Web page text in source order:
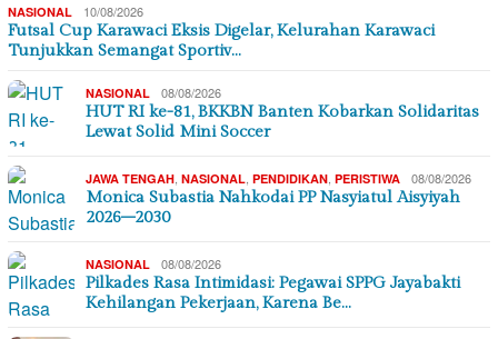
NASIONAL 10/08/2026
Futsal Cup Karawaci Eksis Digelar, Kelurahan Karawaci
Tunjukkan Semangat Sportiv…
NASIONAL 08/08/2026
HUT RI ke-81, BKKBN Banten Kobarkan Solidaritas
Lewat Solid Mini Soccer
JAWA TENGAH NASIONAL PENDIDIKAN PERISTIWA 08/08/2026
Monica Subastia Nahkodai PP Nasyiatul Aisyiyah
2026–2030
NASIONAL 08/08/2026
Pilkades Rasa Intimidasi: Pegawai SPPG Jayabakti
Kehilangan Pekerjaan, Karena Be…